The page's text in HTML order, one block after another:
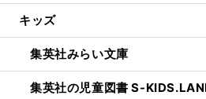
キッズ
集英社みらい文庫
集英社の児童図書 S-